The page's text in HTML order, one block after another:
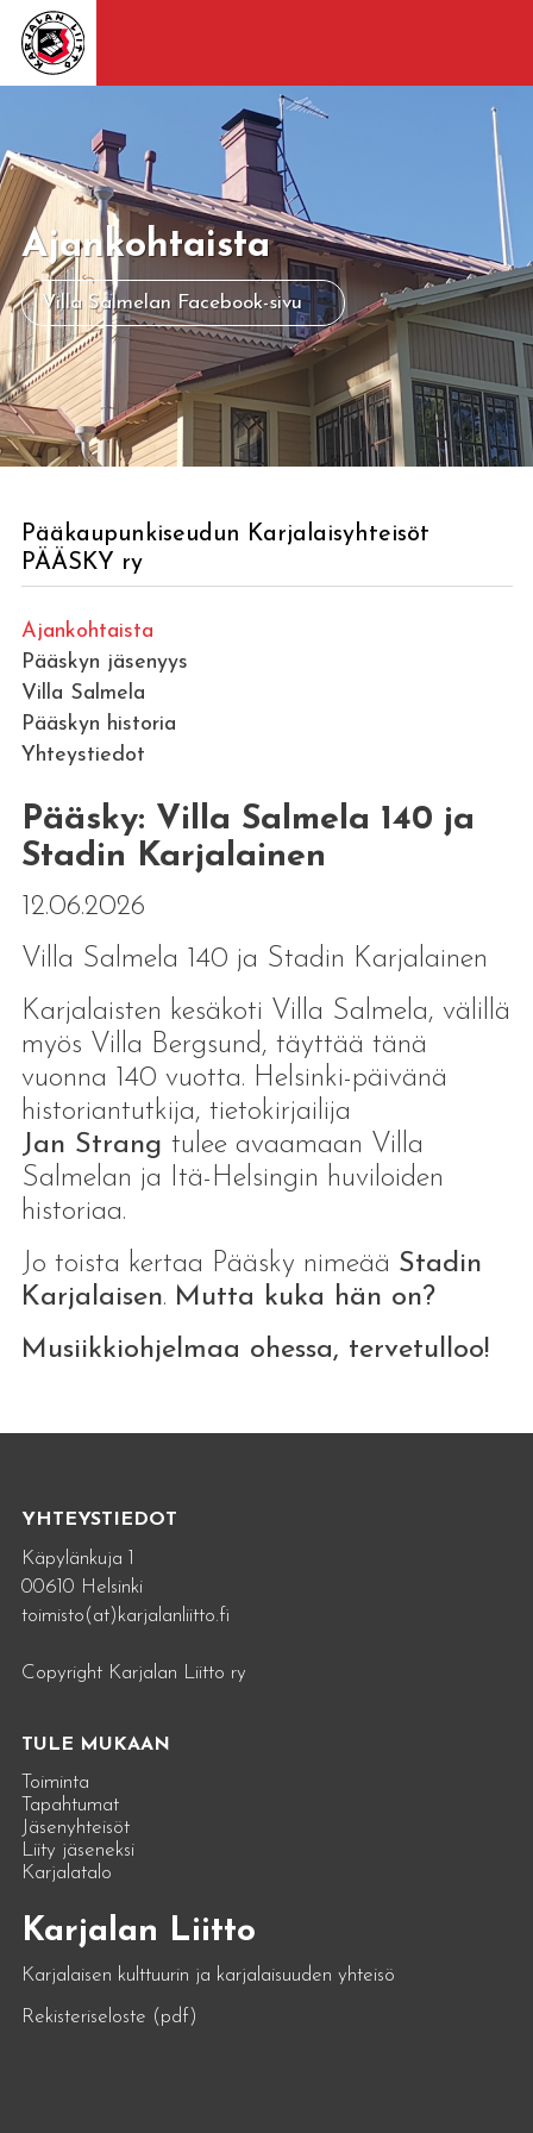
Ajankohtaista
Villa Salmelan Facebook-sivu
Pääkaupunkiseudun Karjalaisyhteisöt
PÄÄSKY ry
Ajankohtaista
Pääskyn jäsenyys
Villa Salmela
Pääskyn historia
Yhteystiedot
Pääsky: Villa Salmela 140 ja
Stadin Karjalainen
12.06.2026
Villa Salmela 140 ja Stadin Karjalainen
Karjalaisten kesäkoti Villa Salmela, välillä
myös Villa Bergsund, täyttää tänä
vuonna 140 vuotta. Helsinki-päivänä
historiantutkija, tietokirjailija
Jan Strang tulee avaamaan Villa
Salmelan ja Itä-Helsingin huviloiden
historiaa.
Jo toista kertaa Pääsky nimeää Stadin
Karjalaisen. Mutta kuka hän on?
Musiikkiohjelmaa ohessa, tervetulloo!
YHTEYSTIEDOT
Käpylänkuja 1
00610 Helsinki
toimisto(at)karjalanliitto.fi
Copyright Karjalan Liitto ry
TULE MUKAAN
Toiminta
Tapahtumat
Jäsenyhteisöt
Liity jäseneksi
Karjalatalo
Karjalan Liitto
Karjalaisen kulttuurin ja karjalaisuuden yhteisö
Rekisteriseloste (pdf)